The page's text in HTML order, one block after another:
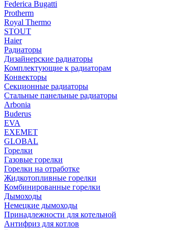
Federica Bugatti
Protherm
Royal Thermo
STOUT
Haier
Радиаторы
Дизайнерские радиаторы
Комплектующие к радиаторам
Конвекторы
Секционные радиаторы
Стальные панельные радиаторы
Arbonia
Buderus
EVA
EXEMET
GLOBAL
Горелки
Газовые горелки
Горелки на отработке
Жидкотопливные горелки
Комбинированные горелки
Дымоходы
Немецкие дымоходы
Принадлежности для котельной
Антифриз для котлов